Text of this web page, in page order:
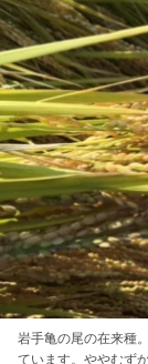
岩手亀の尾の在来種
ています。ややむず